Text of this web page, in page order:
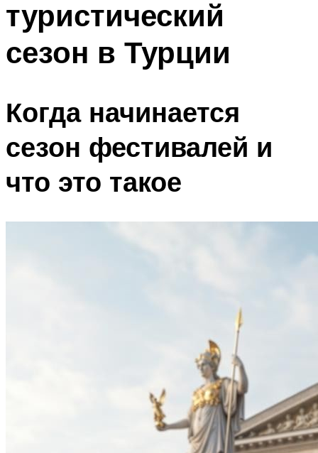
туристический
сезон в Турции
Когда начинается
сезон фестивалей и
что это такое